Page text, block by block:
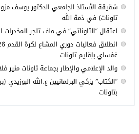
شقيقة الأستاذ الجامعي الدكتور يوسف
تاونات) في ذمة الله
اعتقال “التاوناتي” في ملف تاجر المخدرات
غفساي بإقليم تاونات
والد الإعلامي والإطار بجماعة تاونات منير
“الكتاب” يزكي البرلمانيين ع.الله البوزيدي
بتاونات